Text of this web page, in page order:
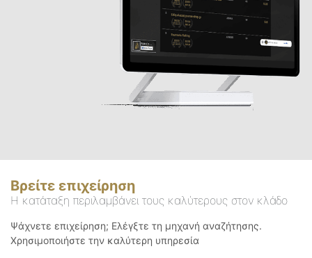
Βρείτε επιχείρηση
Η κατάταξη περιλαμβάνει τους καλύτερους στον κλάδο
Ψάχνετε επιχείρηση; Ελέγξτε τη μηχανή αναζήτησης.
Χρησιμοποιήστε την καλύτερη υπηρεσία